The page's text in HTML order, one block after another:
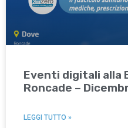
Eventi digitali alla
Roncade –
LEGGI TUTTO »